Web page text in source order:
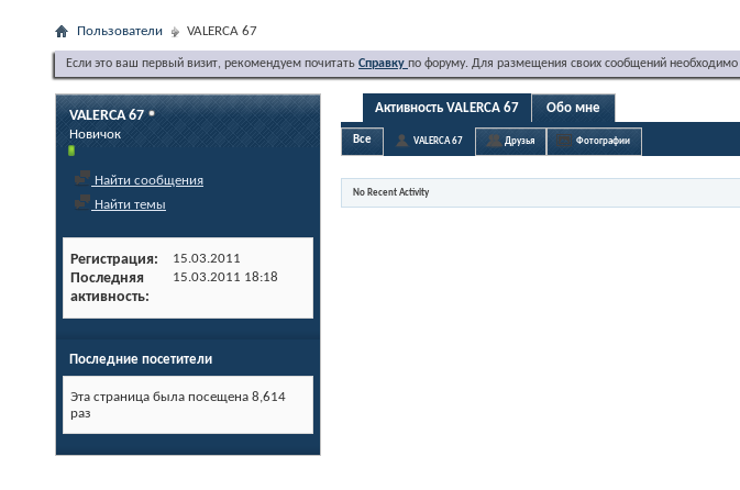
Пользователи VALERCA 67
Если это ваш первый визит, рекомендуем почитать Справку по форуму. Для размещения своих сообщений необходимо
VALERCA 67
Новичок
Найти сообщения
Найти темы
Регистрация 15.03.2011
Последняя
активность
15.03.2011 18:18
Последние посетители
Эта страница была посещена 8,614
раз
Активность VALERCA 67 Обо мне
Все VALERCA 67 Друзья Фотографии
No Recent Activity